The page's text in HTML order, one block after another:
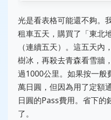
光是看表格可能還不夠。
租車五天，購買了「東北
（連續五天）。這五天
樹冰，再殺去青森看雪牆
過1000公里。如果按一般
萬日圓，但因為用了定額
日圓的Pass費用。省下
了。